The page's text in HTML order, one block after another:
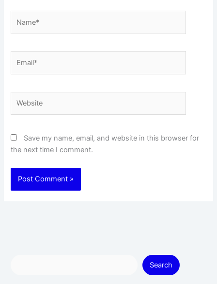
Save my name, email, and website in this browser for
the next time I comment.
Search